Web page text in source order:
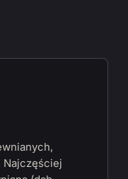
Najczęściej